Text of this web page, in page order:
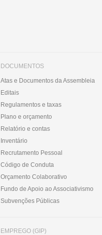
DOCUMENTOS
Atas e Documentos da Assembleia
Editais
Regulamentos e taxas
Plano e orçamento
Relatório e contas
Inventário
Recrutamento Pessoal
Código de Conduta
Orçamento Colaborativo
Fundo de Apoio ao Associativismo
Subvenções Públicas
EMPREGO (GIP)